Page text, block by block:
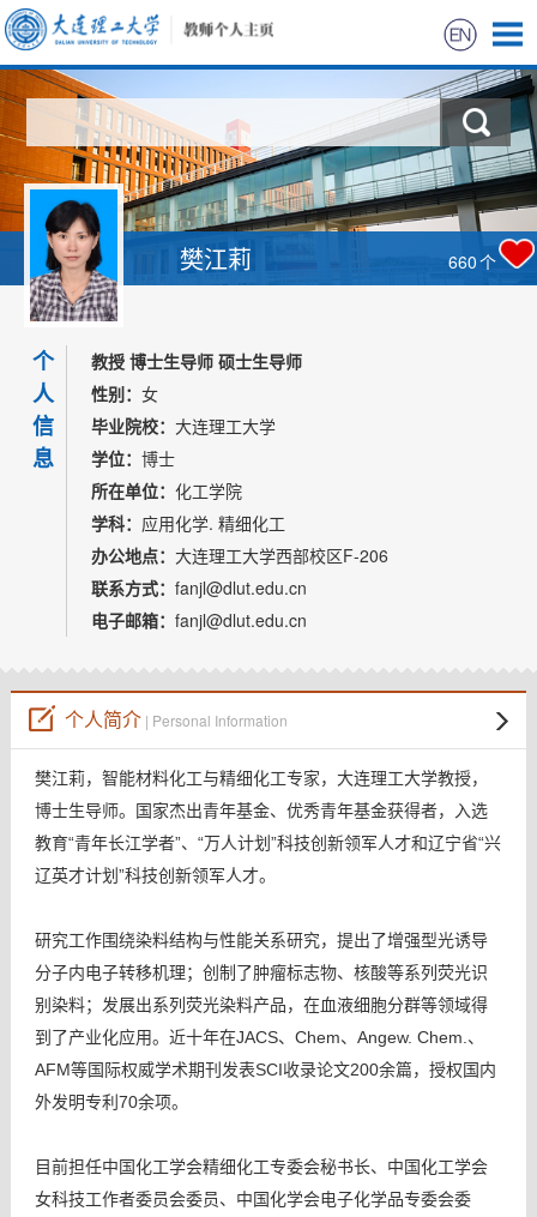
首页
科学研究
教学研究
获奖信息
招生信息
学生信息
我的相册
教师博客
樊江莉 660个
个
人
信
息
教授 博士生导师 硕士生导师
性别： 女
毕业院校： 大连理工大学
学位： 博士
所在单位： 化工学院
学科： 应用化学. 精细化工
办公地点： 大连理工大学西部校区F-206
联系方式： fanjl@dlut.edu.cn
电子邮箱： fanjl@dlut.edu.cn
个人简介| Personal Information
樊江莉，智能材料化工与精细化工专家，大连理工大学教授，
博士生导师。国家杰出青年基金、优秀青年基金获得者，入选
教育“青年长江学者”、“万人计划”科技创新领军人才和辽宁省“兴
辽英才计划”科技创新领军人才。
研究工作围绕染料结构与性能关系研究，提出了增强型光诱导
分子内电子转移机理；创制了肿瘤标志物、核酸等系列荧光识
别染料；发展出系列荧光染料产品，在血液细胞分群等领域得
到了产业化应用。 近十年在JACS、 Chem、 Angew. Chem. 、
AFM等国际权威学术期刊发表SCI收录论文200余篇，授权国内
外发明专利 70余项。
目前担任中国化工学会精细化工专委会秘书长、中国化工学会
女科技工作者委员会委员、中国化学会电子化学品专委会委